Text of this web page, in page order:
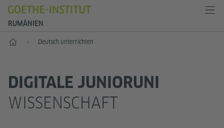
RUMÄNIEN
Start Deutsch unterrichten
DIGITALE JUNIORUNI
WISSENSCHAFT